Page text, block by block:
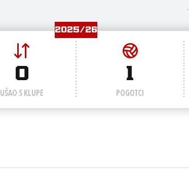
2025/26
0
UŠAO S KLUPE
1
POGOTCI